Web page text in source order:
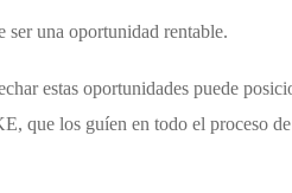
ser una oportunidad rentable.
estas oportunidades puede
que los guíen en todo el proceso